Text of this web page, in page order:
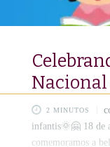
2 MINUTOS
infantis🌞🤗 18
comemoramos a